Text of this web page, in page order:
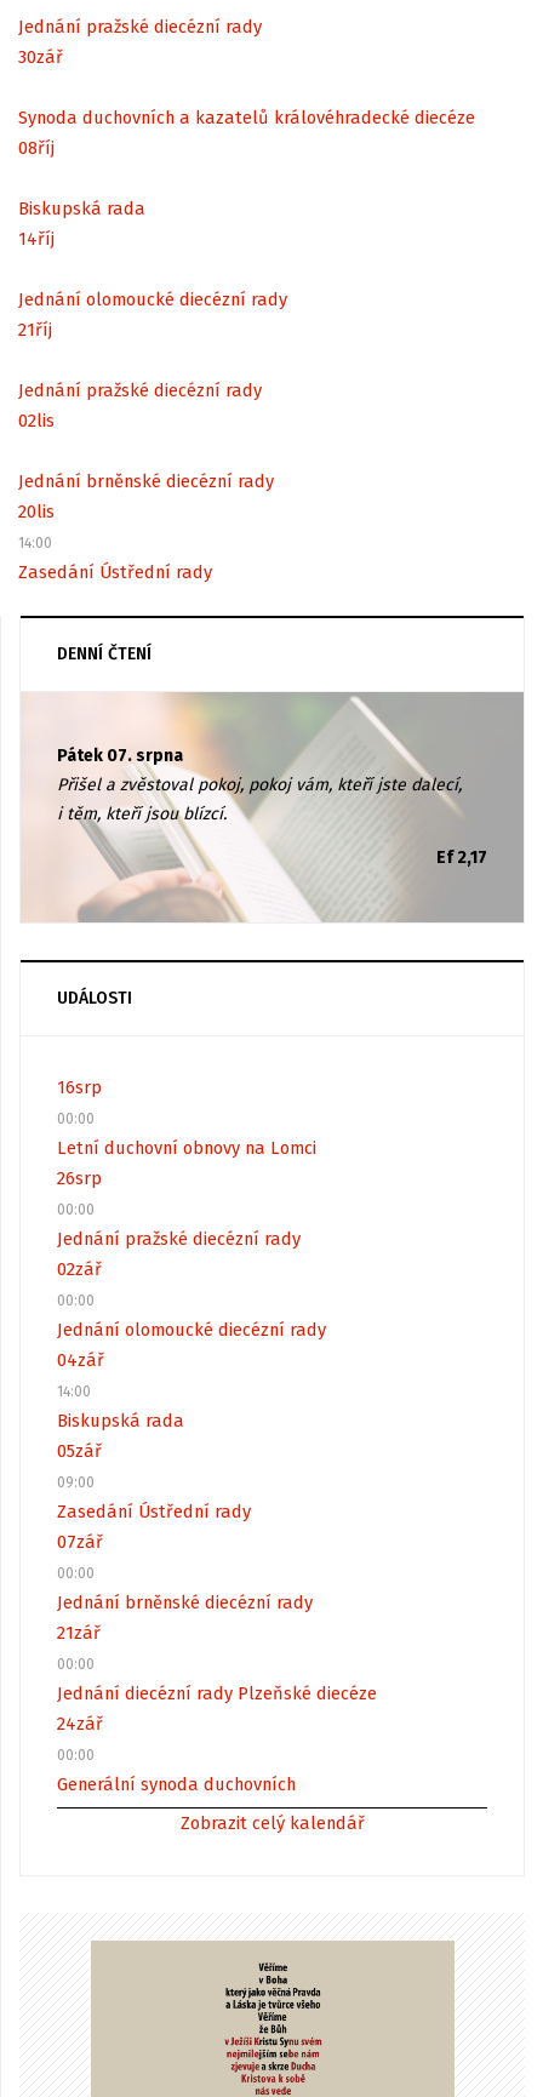
Jednání pražské diecézní rady
30zář
Synoda duchovních a kazatelů královéhradecké diecéze
08říj
Biskupská rada
14říj
Jednání olomoucké diecézní rady
21říj
Jednání pražské diecézní rady
02lis
Jednání brněnské diecézní rady
20lis
14:00
Zasedání Ústřední rady
DENNÍ ČTENÍ
Pátek 07. srpna
Přišel a zvěstoval pokoj, pokoj vám, kteří jste dalecí,
i těm, kteří jsou blízcí.
Ef 2,17
UDÁLOSTI
16srp
00:00
Letní duchovní obnovy na Lomci
26srp
00:00
Jednání pražské diecézní rady
02zář
00:00
Jednání olomoucké diecézní rady
04zář
14:00
Biskupská rada
05zář
09:00
Zasedání Ústřední rady
07zář
00:00
Jednání brněnské diecézní rady
21zář
00:00
Jednání diecézní rady Plzeňské diecéze
24zář
00:00
Generální synoda duchovních
Zobrazit celý kalendář